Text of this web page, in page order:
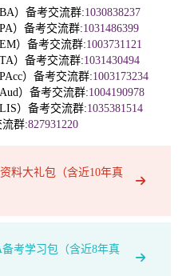
）备考交流群:1030838237
）备考交流群:1031486399
）备考交流群:1003731121
）备考交流群:1031430494
）备考交流群:1003173234
）备考交流群:1004190978
）备考交流群:1035381514
流群:827931220
料大礼包（含近10年真
考学习包（含近8年真